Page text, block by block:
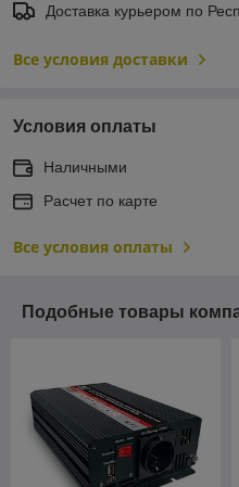
Доставка курьером по
Все условия доставки
Условия оплаты
Наличными
Расчет по карте
Все условия оплаты
Подобные товары